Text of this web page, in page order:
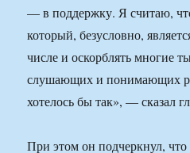
— в поддержку. Я считаю,
который, безусловно,
числе и оскорблять многие
слушающих и понимающих
хотелось бы так», — сказал
При этом он подчеркнул, что